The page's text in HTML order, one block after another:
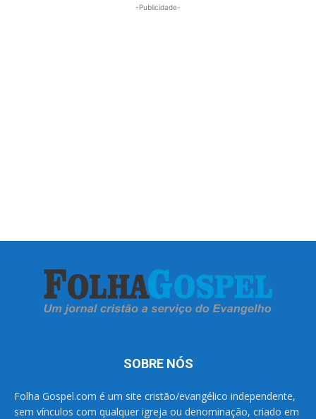
-Publicidade-
SOBRE NÓS
Folha Gospel.com é um site cristão/evangélico independente,
sem vínculos com qualquer igreja ou denominação, criado em